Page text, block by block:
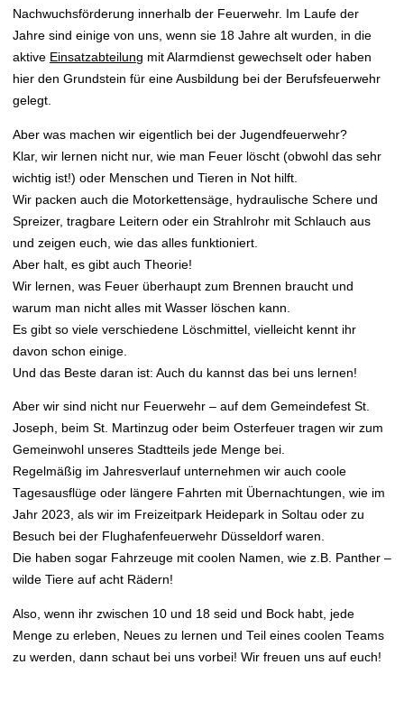
Nachwuchsförderung innerhalb der Feuerwehr. Im Laufe der
Jahre sind einige von uns, wenn sie 18 Jahre alt wurden, in die
aktive Einsatzabteilung mit Alarmdienst gewechselt oder haben
hier den Grundstein für eine Ausbildung bei der Berufsfeuerwehr
gelegt.
Aber was machen wir eigentlich bei der Jugendfeuerwehr?
Klar, wir lernen nicht nur, wie man Feuer löscht (obwohl das sehr
wichtig ist!) oder Menschen und Tieren in Not hilft.
Wir packen auch die Motorkettensäge, hydraulische Schere und
Spreizer, tragbare Leitern oder ein Strahlrohr mit Schlauch aus
und zeigen euch, wie das alles funktioniert.
Aber halt, es gibt auch Theorie!
Wir lernen, was Feuer überhaupt zum Brennen braucht und
warum man nicht alles mit Wasser löschen kann.
Es gibt so viele verschiedene Löschmittel, vielleicht kennt ihr
davon schon einige.
Und das Beste daran ist: Auch du kannst das bei uns lernen!
Aber wir sind nicht nur Feuerwehr – auf dem Gemeindefest St.
Joseph, beim St. Martinzug oder beim Osterfeuer tragen wir zum
Gemeinwohl unseres Stadtteils jede Menge bei.
Regelmäßig im Jahresverlauf unternehmen wir auch coole
Tagesausflüge oder längere Fahrten mit Übernachtungen, wie im
Jahr 2023, als wir im Freizeitpark Heidepark in Soltau oder zu
Besuch bei der Flughafenfeuerwehr Düsseldorf waren.
Die haben sogar Fahrzeuge mit coolen Namen, wie z.B. Panther –
wilde Tiere auf acht Rädern!
Also, wenn ihr zwischen 10 und 18 seid und Bock habt, jede
Menge zu erleben, Neues zu lernen und Teil eines coolen Teams
zu werden, dann schaut bei uns vorbei! Wir freuen uns auf euch!